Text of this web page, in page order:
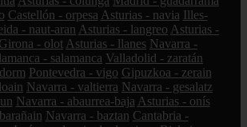
Castellón - orpesa Asturias - navia Illes-
- naut-aran Asturias - langreo Asturias -
Girona - olot Asturias - llanes Navarra -
- salamanca Valladolid - zaratán
Pontevedra - vigo Gipuzkoa - zerain
Navarra - valtierra Navarra - gesalatz
Navarra - abaurrea-baja Asturias - onís
Navarra - baztan Cantabria -